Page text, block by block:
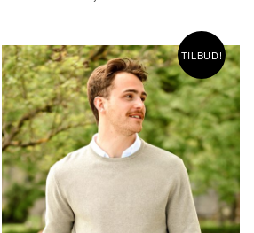
KR1
500.00.
KR750.00.
TILBUD!